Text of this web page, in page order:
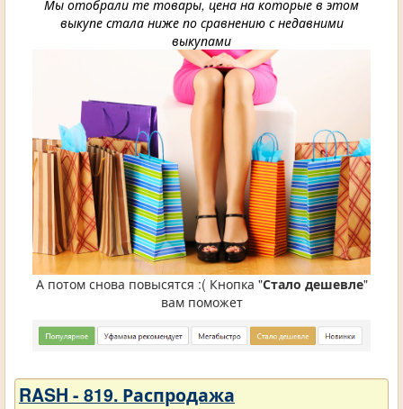
Мы отобрали те товары, цена на которые в этом
выкупе стала ниже по сравнению с недавними
выкупами
А потом снова повысятся :( Кнопка "Стало дешевле"
вам поможет
RASH - 819. Распродажа